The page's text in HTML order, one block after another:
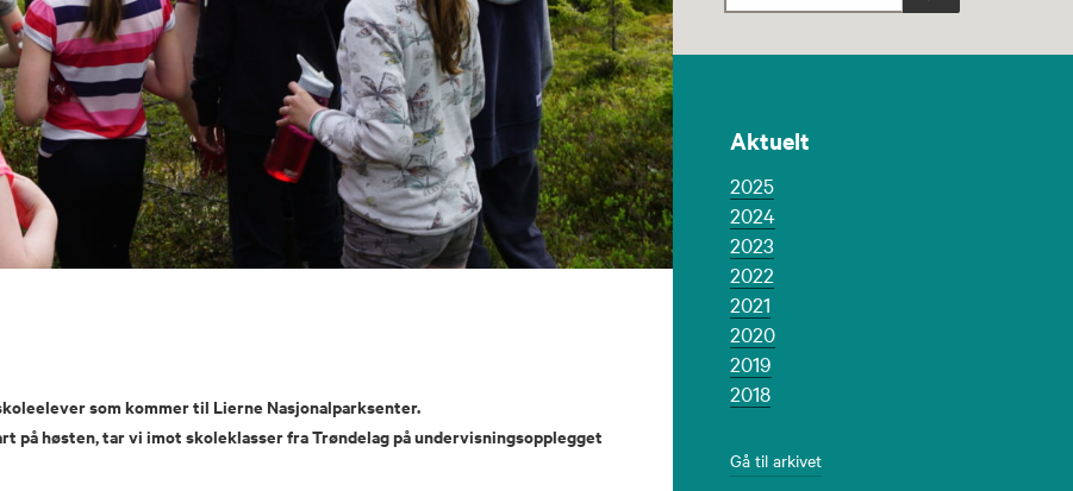
som kommer til Lierne Nasjonalparksenter.
høsten, tar vi imot skoleklasser fra Trøndelag på undervisningsopplegget
Aktuelt
2025
2024
2023
2022
2021
2020
2019
2018
Gå til arkivet